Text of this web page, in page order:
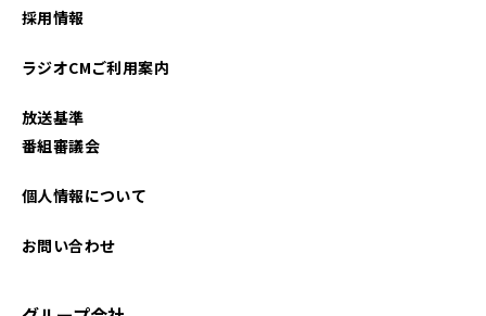
採用情報
ラジオCMご利用案内
放送基準
番組審議会
個人情報について
お問い合わせ